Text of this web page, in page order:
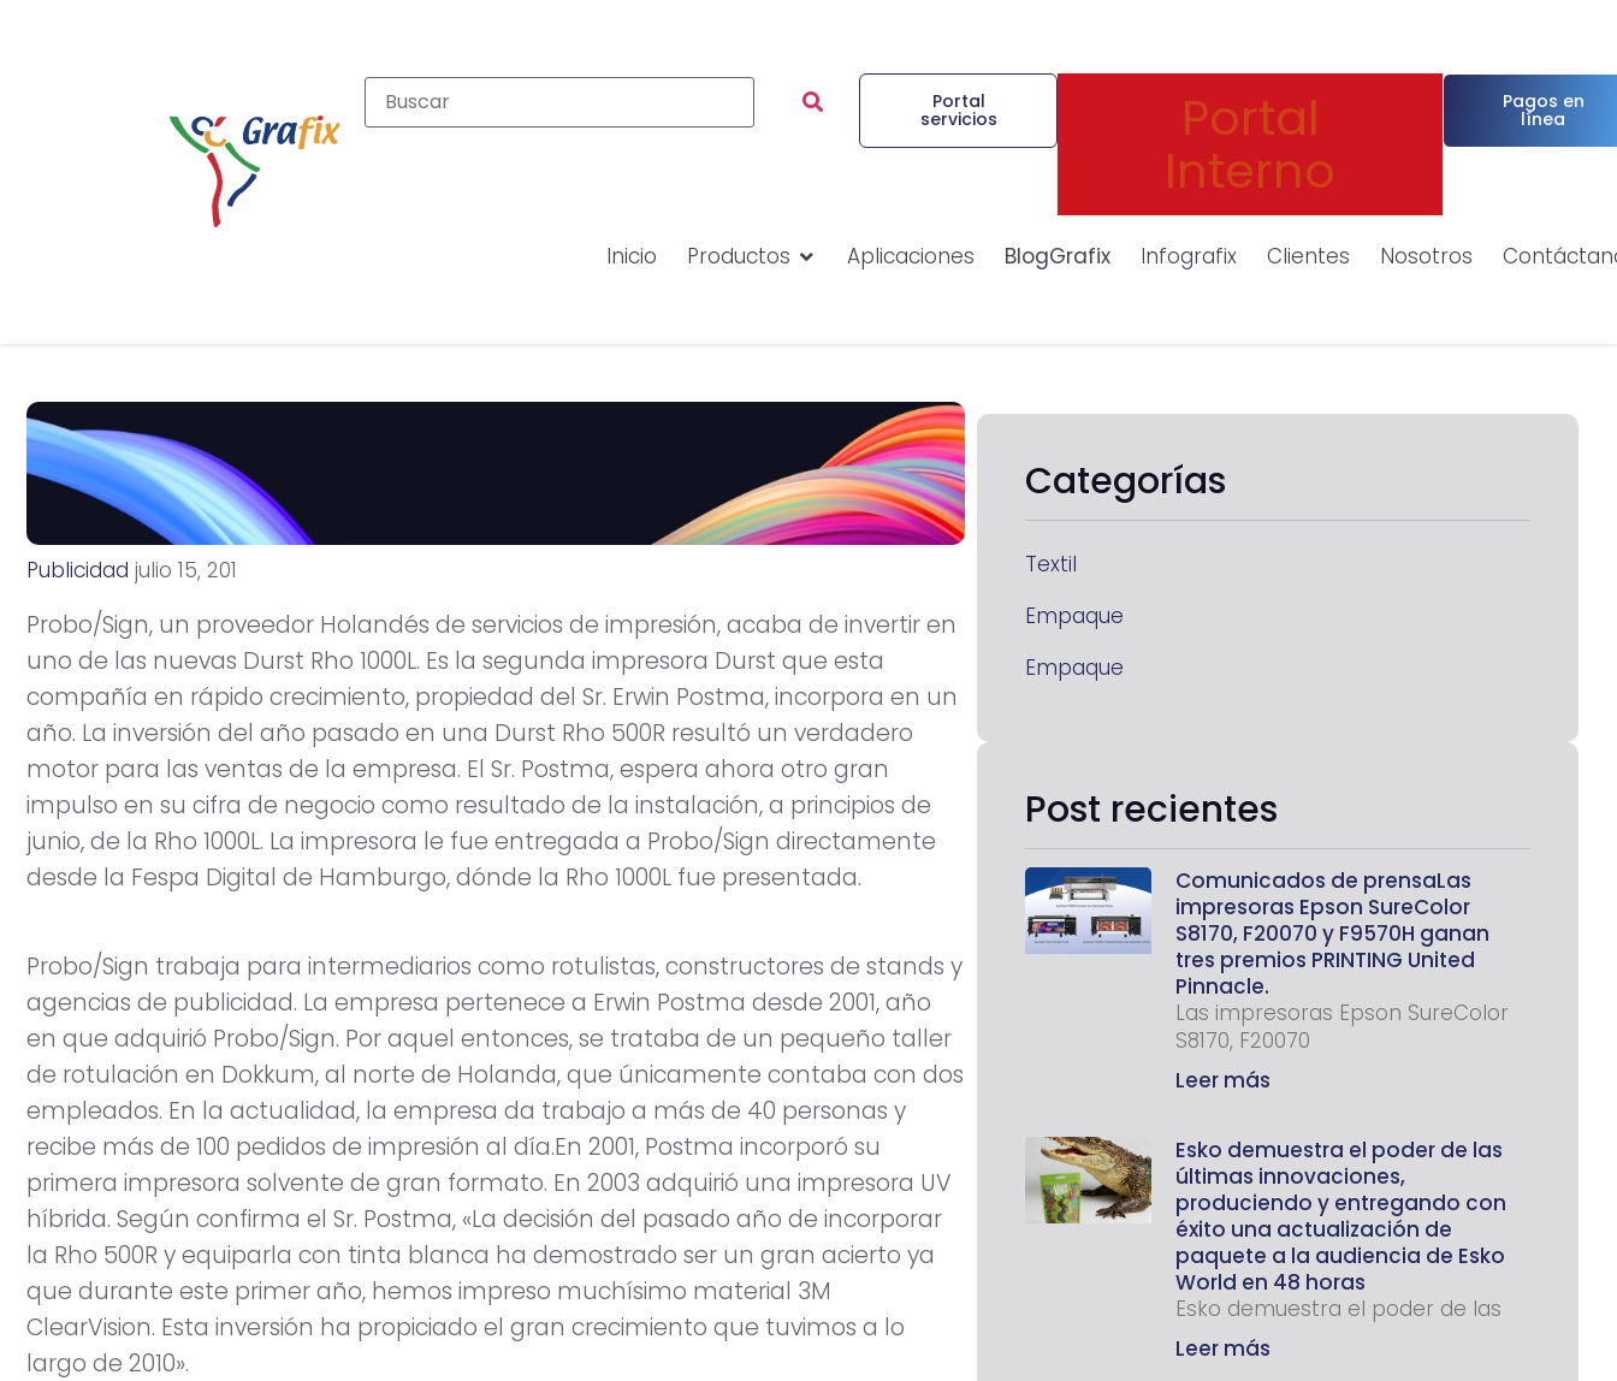
Portal
servicios Portal
Interno
Pagos en
línea
Inicio Productos Aplicaciones BlogGrafix Infografix Clientes Nosotros
Publicidad julio 15, 201
Probo/Sign, un proveedor Holandés de servicios de impresión, acaba de invertir en
uno de las nuevas Durst Rho 1000L. Es la segunda impresora Durst que esta
compañía en rápido crecimiento, propiedad del Sr. Erwin Postma, incorpora en un
año. La inversión del año pasado en una Durst Rho 500R resultó un verdadero
motor para las ventas de la empresa. El Sr. Postma, espera ahora otro gran
impulso en su cifra de negocio como resultado de la instalación, a principios de
junio, de la Rho 1000L. La impresora le fue entregada a Probo/Sign directamente
desde la Fespa Digital de Hamburgo, dónde la Rho 1000L fue presentada.
Probo/Sign trabaja para intermediarios como rotulistas, constructores de stands y
agencias de publicidad. La empresa pertenece a Erwin Postma desde 2001, año
en que adquirió Probo/Sign. Por aquel entonces, se trataba de un pequeño taller
de rotulación en Dokkum, al norte de Holanda, que únicamente contaba con dos
empleados. En la actualidad, la empresa da trabajo a más de 40 personas y
recibe más de 100 pedidos de impresión al día.En 2001, Postma incorporó su
primera impresora solvente de gran formato. En 2003 adquirió una impresora UV
híbrida. Según confirma el Sr. Postma, «La decisión del pasado año de incorporar
la Rho 500R y equiparla con tinta blanca ha demostrado ser un gran acierto ya
que durante este primer año, hemos impreso muchísimo material 3M
ClearVision. Esta inversión ha propiciado el gran crecimiento que tuvimos a lo
largo de 2010».
Categorías
Textil
Empaque
Empaque
Post recientes
Comunicados de prensaLas
impresoras Epson SureColor
S8170, F20070 y F9570H ganan
tres premios PRINTING United
Pinnacle.
Las impresoras Epson SureColor
S8170, F20070
Leer más
Esko demuestra el poder de las
últimas innovaciones,
produciendo y entregando con
éxito una actualización de
paquete a la audiencia de Esko
World en 48 horas
Esko demuestra el poder de las
Leer más